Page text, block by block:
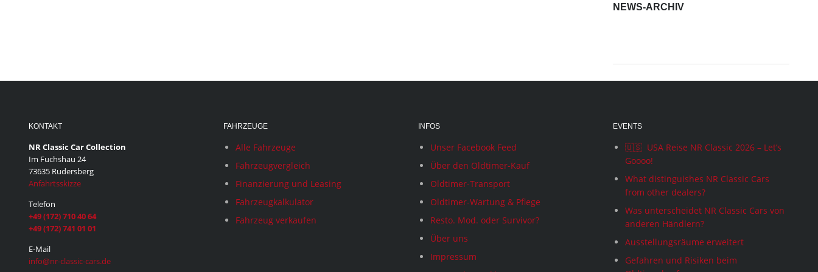
NEWS-ARCHIV
KONTAKT
NR Classic Car Collection
Im Fuchshau 24
73635 Rudersberg
Anfahrtsskizze
Telefon
+49 (172) 710 40 64
+49 (172) 741 01 01
E-Mail
info@nr-classic-cars.de
FAHRZEUGE
Alle Fahrzeuge
Fahrzeugvergleich
Finanzierung und Leasing
Fahrzeugkalkulator
Fahrzeug verkaufen
INFOS
Unser Facebook Feed
Über den Oldtimer-Kauf
Oldtimer-Transport
Oldtimer-Wartung & Pflege
Resto. Mod. oder Survivor?
Über uns
Impressum
EVENTS
🇺🇸 USA Reise NR Classic 2026 – Let’s
Goooo!
What distinguishes NR Classic Cars
from other dealers?
Was unterscheidet NR Classic Cars von
anderen Händlern?
Ausstellungsräume erweitert
Gefahren und Risiken beim